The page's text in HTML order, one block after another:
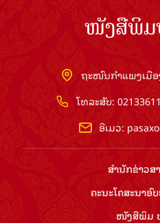
ໜັງສືພິມ
ຖະໜົນກຳແພງເມື
ໂທລະສັບ:
ອີເມວ:
ສຳ​ນັກ​ຂ່າວ​
ຄະນະໂຄສະນາ
ໜັງສືພິມ